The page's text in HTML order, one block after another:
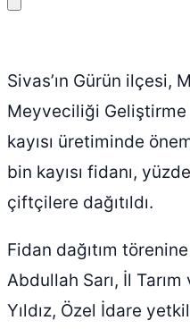
kopyala
Sivas’ın Gürün ilçesi,
Meyveciliği Geliştirme
kayısı üretiminde
bin kayısı fidanı,
çiftçilere dağıtıldı.
Fidan dağıtım
Abdullah Sarı, İl
Yıldız, Özel İdare